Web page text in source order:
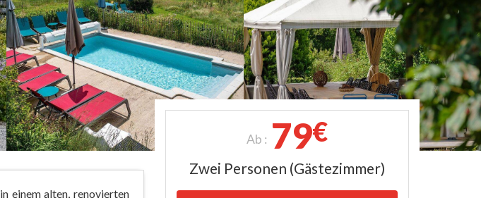
einem alten, renovierten
Ab : 79€
Zwei Personen (Gästezimmer)